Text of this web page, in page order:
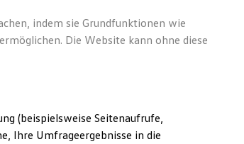
indem sie Grundfunktionen wie
Die Website kann ohne diese
(beispielsweise Seitenaufrufe,
Ihre Umfrageergebnisse in die